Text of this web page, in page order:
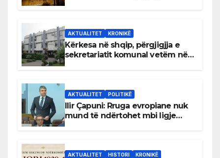
AKTUALITET KRONIKË
Kërkesa në shqip, përgjigjja e
sekretariatit komunal vetëm në
AKTUALITET POLITIKË
Ilir Çapuni: Rruga evropiane nuk
mund të ndërtohet mbi ligje
AKTUALITET HISTORI KRONIKË